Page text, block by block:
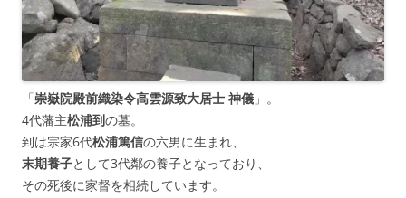
「崇嶽院殿前織染令高雲源致大居士 神儀 」。
4代藩主松浦到の墓。
到は宗家6代松浦篤信の六男に生まれ、
末期養子として3代鄰の養子となっており、
その死後に家督を相続しています。